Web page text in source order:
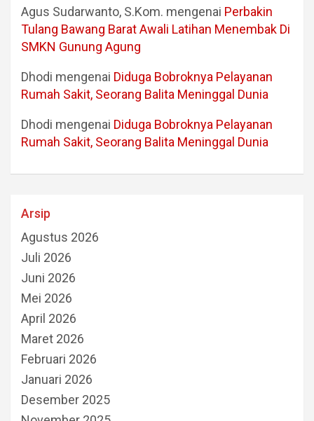
Agus Sudarwanto, S.Kom. mengenai Perbakin
Tulang Bawang Barat Awali Latihan Menembak Di
SMKN Gunung Agung
Dhodi mengenai Diduga Bobroknya Pelayanan
Rumah Sakit, Seorang Balita Meninggal Dunia
Dhodi mengenai Diduga Bobroknya Pelayanan
Rumah Sakit, Seorang Balita Meninggal Dunia
Arsip
Agustus 2026
Juli 2026
Juni 2026
Mei 2026
April 2026
Maret 2026
Februari 2026
Januari 2026
Desember 2025